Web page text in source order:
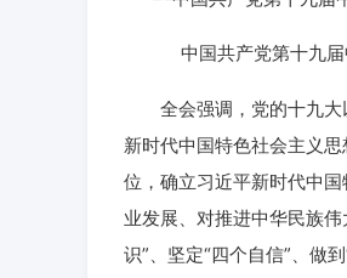
中国共产党第十九届
全会强调，党的十九大
新时代中国特色社会主义
位，确立习近平新时代中
业发展、对推进中华民族
识”、坚定“四个自信”、做